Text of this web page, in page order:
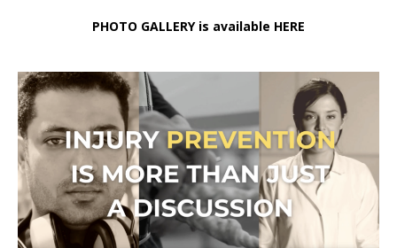
PHOTO GALLERY is available HERE